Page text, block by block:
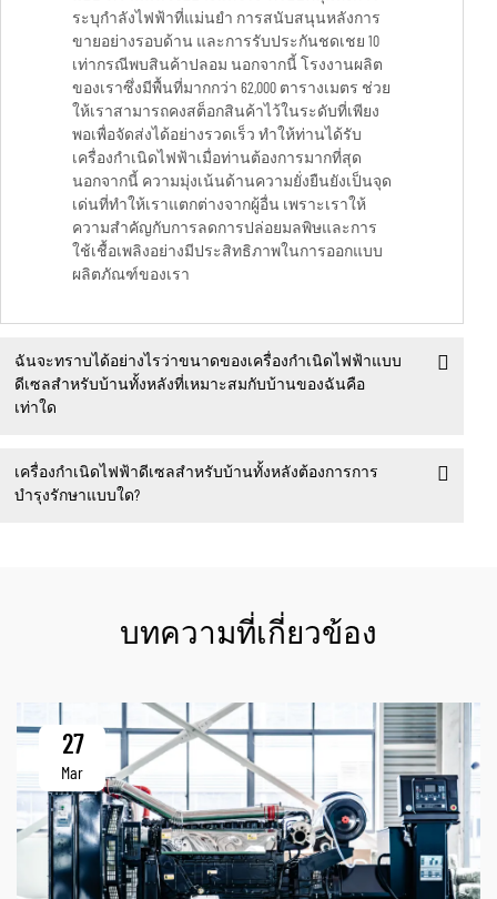
ระบุกำลังไฟฟ้าที่แม่นยำ การสนับสนุนหลังการ
ขายอย่างรอบด้าน และการรับประกันชดเชย 10
เท่ากรณีพบสินค้าปลอม นอกจากนี้ โรงงานผลิต
ของเราซึ่งมีพื้นที่มากกว่า 62,000 ตารางเมตร ช่วย
ให้เราสามารถคงสต็อกสินค้าไว้ในระดับที่เพียง
พอเพื่อจัดส่งได้อย่างรวดเร็ว ทำให้ท่านได้รับ
เครื่องกำเนิดไฟฟ้าเมื่อท่านต้องการมากที่สุด
นอกจากนี้ ความมุ่งเน้นด้านความยั่งยืนยังเป็นจุด
เด่นที่ทำให้เราแตกต่างจากผู้อื่น เพราะเราให้
ความสำคัญกับการลดการปล่อยมลพิษและการ
ใช้เชื้อเพลิงอย่างมีประสิทธิภาพในการออกแบบ
ผลิตภัณฑ์ของเรา
ฉันจะทราบได้อย่างไรว่าขนาดของเครื่องกำเนิดไฟฟ้าแบบ
ดีเซลสำหรับบ้านทั้งหลังที่เหมาะสมกับบ้านของฉันคือ
เท่าใด
เครื่องกำเนิดไฟฟ้าดีเซลสำหรับบ้านทั้งหลังต้องการการ
บำรุงรักษาแบบใด?
บทความที่เกี่ยวข้อง
27
Mar